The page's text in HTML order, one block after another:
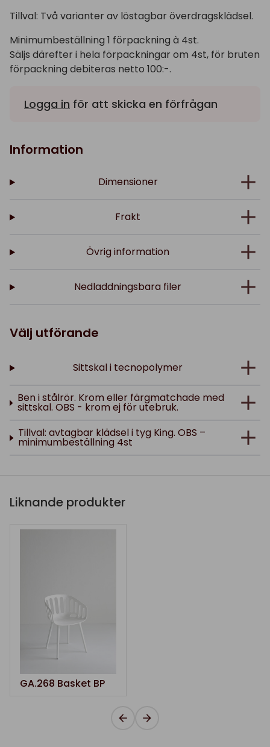
Tillval: Två varianter av löstagbar överdragsklädsel.
Minimumbeställning 1 förpackning à 4st.
Säljs därefter i hela förpackningar om 4st, för bruten
förpackning debiteras netto 100:-.
Logga in för att skicka en förfrågan
Information
Dimensioner
Frakt
Övrig information
Nedladdningsbara filer
Välj utförande
Sittskal i tecnopolymer
Ben i stålrör. Krom eller färgmatchade med
sittskal. OBS - krom ej för utebruk.
Tillval: avtagbar klädsel i tyg King. OBS –
minimumbeställning 4st
Liknande produkter
GA.268 Basket BP